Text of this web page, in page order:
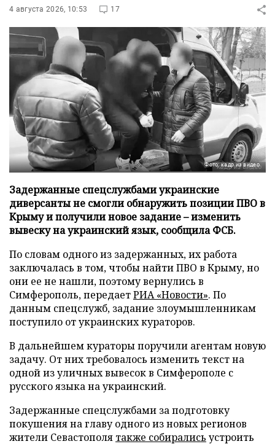
4 августа 2026, 10:53 17
Фото: кадр из видео
Задержанные спецслужбами украинские
диверсанты не смогли обнаружить позиции ПВО в
Крыму и получили новое задание – изменить
вывеску на украинский язык, сообщила ФСБ.
По словам одного из задержанных, их работа
заключалась в том, чтобы найти ПВО в Крыму, но
они ее не нашли, поэтому вернулись в
Симферополь, передаетРИА «Новости». По
данным спецслужб, задание злоумышленникам
поступило от украинских кураторов.
В дальнейшем кураторы поручили агентам новую
задачу. От них требовалось изменить текст на
одной из уличных вывесок в Симферополе с
русского языка на украинский.
Задержанные спецслужбами за подготовку
покушения на главу одного из новых регионов
жители Севастополя также собирались устроить